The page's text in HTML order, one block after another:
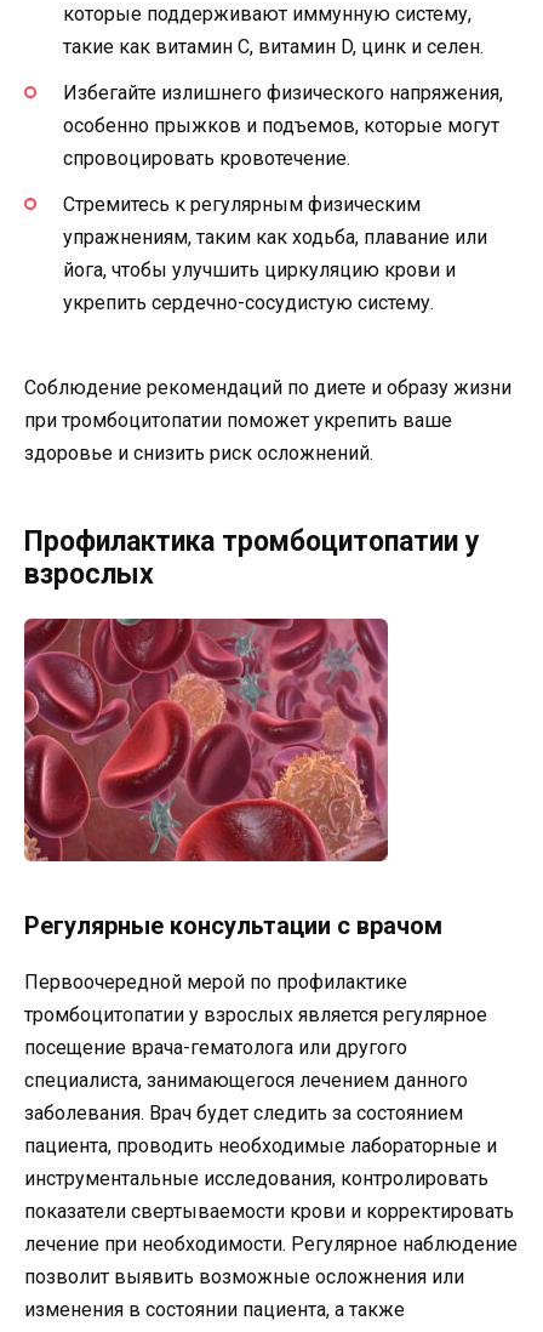
которые поддерживают иммунную систему,
такие как витамин С, витамин D, цинк и селен.
Избегайте излишнего физического напряжения,
особенно прыжков и подъемов, которые могут
спровоцировать кровотечение.
Стремитесь к регулярным физическим
упражнениям, таким как ходьба, плавание или
йога, чтобы улучшить циркуляцию крови и
укрепить сердечно-сосудистую систему.
Соблюдение рекомендаций по диете и образу жизни
при тромбоцитопатии поможет укрепить ваше
здоровье и снизить риск осложнений.
Профилактика тромбоцитопатии у
взрослых
Регулярные консультации с врачом
Первоочередной мерой по профилактике
тромбоцитопатии у взрослых является регулярное
посещение врача-гематолога или другого
специалиста, занимающегося лечением данного
заболевания. Врач будет следить за состоянием
пациента, проводить необходимые лабораторные и
инструментальные исследования, контролировать
показатели свертываемости крови и корректировать
лечение при необходимости. Регулярное наблюдение
позволит выявить возможные осложнения или
изменения в состоянии пациента, а также